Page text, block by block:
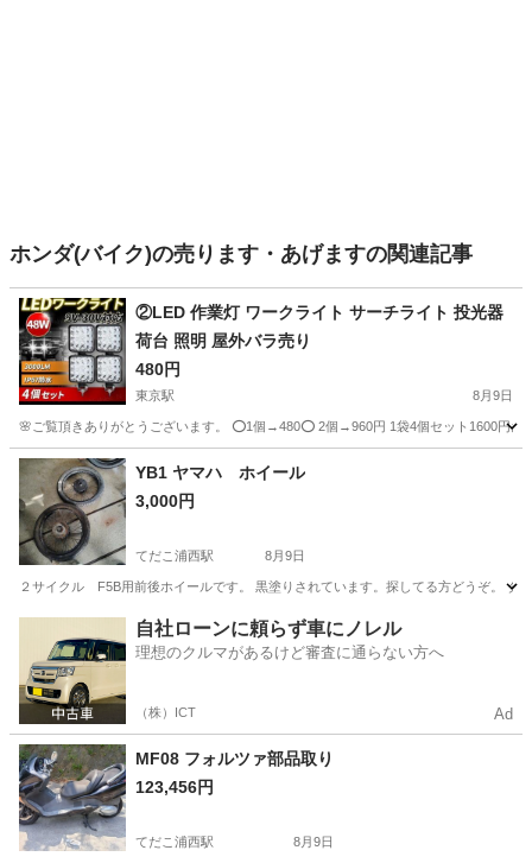
ホンダ(バイク)の売ります・あげますの関連記事
②LED 作業灯 ワークライト サーチライト 投光器
荷台 照明 屋外バラ売り
480円
東京駅 8月9日
🌸ご覧頂きありがとうございます。 ⭕1個→480⭕ 2個→960円 1袋4個セット1600円
沖縄 宜野湾市 東京駅 ホンダ
YB1 ヤマハ ホイール
3,000円
てだこ浦西駅 8月9日
２サイクル F5B用前後ホイールです。 黒塗りされています。探してる方どうぞ。 タ
てだこ浦西駅 ヤマハ
自社ローンに頼らず車にノレル
理想のクルマがあるけど審査に通らない方へ
（株）ICT Ad
MF08 フォルツァ部品取り
123,456円
てだこ浦西駅 8月9日